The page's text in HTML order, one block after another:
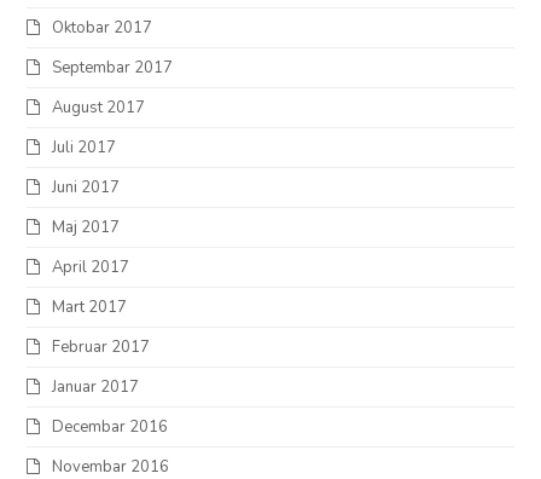
Oktobar 2017
Septembar 2017
August 2017
Juli 2017
Juni 2017
Maj 2017
April 2017
Mart 2017
Februar 2017
Januar 2017
Decembar 2016
Novembar 2016